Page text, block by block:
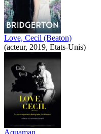
Love, Cecil (Beaton)
(acteur, 2019, Etats-Unis)
Aquaman